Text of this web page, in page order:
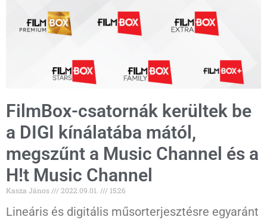
FilmBox-csatornák kerültek be
a DIGI kínálatába mától,
megszűnt a Music Channel és a
H!t Music Channel
Kasza János 2022.09.01. 15:26
Lineáris és digitális műsorterjesztésre egyaránt